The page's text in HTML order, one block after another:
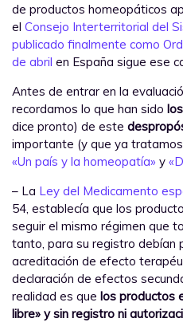
de productos homeopáticos
el Consejo Interterritorial del
publicado finalmente como
de abril en España sigue ese
Antes de entrar en la
recordamos lo que han sido
dice pronto) de este
importante (y que ya
«Un país y la homeopatía» y
– La Ley del Medicamento
54, establecía que los
seguir el mismo régimen que
tanto, para su registro debían
acreditación de efecto
declaración de efectos
realidad es que los productos
libre» y sin registro ni